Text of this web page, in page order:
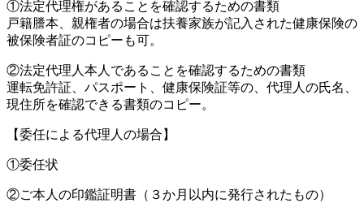
①法定代理権があることを確認するための書類
戸籍謄本、親権者の場合は扶養家族が記入された健康保険の
被保険者証のコピーも可。
②法定代理人本人であることを確認するための書類
運転免許証、パスポート、健康保険証等の、代理人の氏名、
現住所を確認できる書類のコピー。
【委任による代理人の場合】
①委任状
②ご本人の印鑑証明書（３か月以内に発行されたもの）